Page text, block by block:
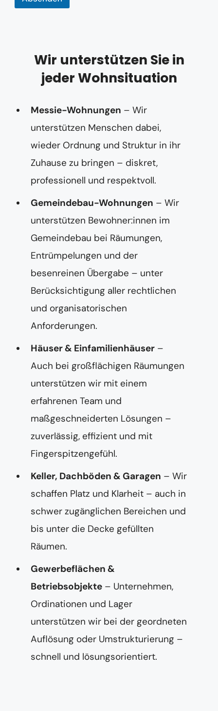
r
-
Wir unterstützen Sie in
jeder Wohnsituation
Messie-Wohnungen – Wir
unterstützen Menschen dabei,
wieder Ordnung und Struktur in ihr
Zuhause zu bringen – diskret,
professionell und respektvoll.
Gemeindebau-Wohnungen – Wir
unterstützen Bewohner:innen im
Gemeindebau bei Räumungen,
Entrümpelungen und der
besenreinen Übergabe – unter
Berücksichtigung aller rechtlichen
und organisatorischen
Anforderungen.
Häuser & Einfamilienhäuser –
Auch bei großflächigen Räumungen
unterstützen wir mit einem
erfahrenen Team und
maßgeschneiderten Lösungen –
zuverlässig, effizient und mit
Fingerspitzengefühl.
Keller, Dachböden & Garagen – Wir
schaffen Platz und Klarheit – auch in
schwer zugänglichen Bereichen und
bis unter die Decke gefüllten
Räumen.
Gewerbeflächen &
Betriebsobjekte – Unternehmen,
Ordinationen und Lager
unterstützen wir bei der geordneten
Auflösung oder Umstrukturierung –
schnell und lösungsorientiert.